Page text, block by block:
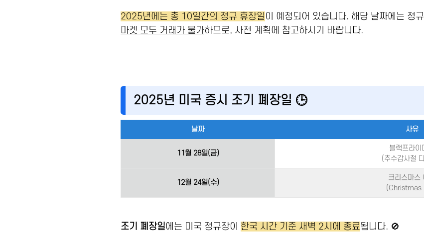
2025년에는 총 10일간의 정규 휴장일 이 예정되어 있습니다. 해당 날짜에는 정
마켓 모두 거래가 불가하므로, 사전 계획에 참고하시기 바랍니다.
2025년 미국 증시 조기 폐장일 🕒
날짜 사유
11월 28일(금)
블랙프라이
(추수감사절
12월 24일(수)
크리스마스
(Christmas
조기 폐장일에는 미국 정규장이 한국 시간 기준 새벽 2시에 종료됩니다. 🚫